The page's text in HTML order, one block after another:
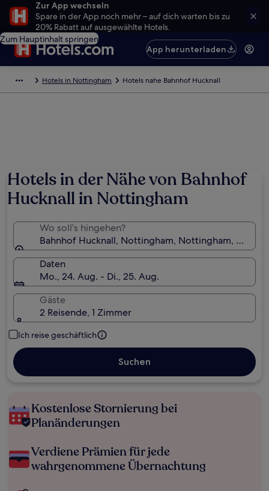
Zur App wechseln
Spare in der App noch mehr – auf dich warten bis zu
20% Rabatt auf ausgewählte Hotels.
Zum Hauptinhalt springen
App herunterladen
Hotels in Nottingham Hotels nahe Bahnhof Hucknall
Hotels in der Nähe von Bahnhof
Hucknall in Nottingham
Wo soll’s hingehen?
Bahnhof Hucknall, Nottingham, Nottingham,
Daten
Mo., 24. Aug. - Di., 25. Aug.
Gäste
2 Reisende, 1 Zimmer
Ich reise geschäftlich
Suchen
Kostenlose Stornierung bei
Planänderungen
Verdiene Prämien für jede
wahrgenommene Übernachtung